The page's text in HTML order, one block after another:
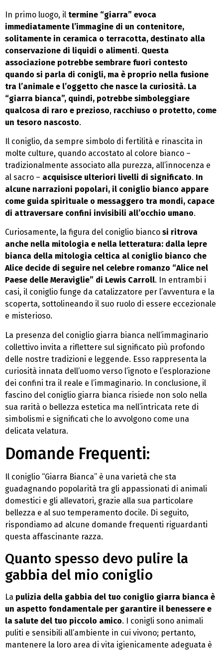
In primo luogo, il termine “giarra” evoca
immediatamente l’immagine di un contenitore,
solitamente in ceramica o terracotta, destinato alla
conservazione di liquidi o alimenti. Questa
associazione potrebbe sembrare fuori contesto
quando si parla di conigli, ma è proprio nella fusione
tra l’animale e l’oggetto che nasce la curiosità. La
“giarra bianca”, quindi, potrebbe simboleggiare
qualcosa di raro e prezioso, racchiuso o protetto, come
un tesoro nascosto.
Il coniglio, da sempre simbolo di fertilità e rinascita in
molte culture, quando accostato al colore bianco –
tradizionalmente associato alla purezza, all’innocenza e
al sacro – acquisisce ulteriori livelli di significato. In
alcune narrazioni popolari, il coniglio bianco appare
come guida spirituale o messaggero tra mondi, capace
di attraversare confini invisibili all’occhio umano.
Curiosamente, la figura del coniglio bianco si ritrova
anche nella mitologia e nella letteratura: dalla lepre
bianca della mitologia celtica al coniglio bianco che
Alice decide di seguire nel celebre romanzo “Alice nel
Paese delle Meraviglie” di Lewis Carroll. In entrambi i
casi, il coniglio funge da catalizzatore per l’avventura e la
scoperta, sottolineando il suo ruolo di essere eccezionale
e misterioso.
La presenza del coniglio giarra bianca nell’immaginario
collettivo invita a riflettere sul significato più profondo
delle nostre tradizioni e leggende. Esso rappresenta la
curiosità innata dell’uomo verso l’ignoto e l’esplorazione
dei confini tra il reale e l’immaginario. In conclusione, il
fascino del coniglio giarra bianca risiede non solo nella
sua rarità o bellezza estetica ma nell’intricata rete di
simbolismi e significati che lo avvolgono come una
delicata velatura.
Domande Frequenti:
Il coniglio “Giarra Bianca” è una varietà che sta
guadagnando popolarità tra gli appassionati di animali
domestici e gli allevatori, grazie alla sua particolare
bellezza e al suo temperamento docile. Di seguito,
rispondiamo ad alcune domande frequenti riguardanti
questa affascinante razza.
Quanto spesso devo pulire la
gabbia del mio coniglio
La pulizia della gabbia del tuo coniglio giarra bianca è
un aspetto fondamentale per garantire il benessere e
la salute del tuo piccolo amico. I conigli sono animali
puliti e sensibili all’ambiente in cui vivono; pertanto,
mantenere la loro area di vita igienicamente adeguata è